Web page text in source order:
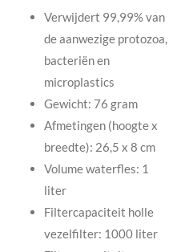
Verwijdert 99,99% van
de aanwezige protozoa,
bacteriën en
microplastics
Gewicht: 76 gram
Afmetingen (hoogte x
breedte): 26,5 x 8 cm
Volume waterfles: 1
liter
Filtercapaciteit holle
vezelfilter: 1000 liter